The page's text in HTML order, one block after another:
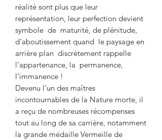
réalité sont plus que leur
représentation, leur perfection devient
symbole de maturité, de plénitude,
d’aboutissement quand le paysage en
arrière plan discrètement rappelle
l’appartenance, la permanence,
l’immanence !
Devenu l’un des maîtres
incontournables de la Nature morte, il
a reçu de nombreuses récompenses
tout au long de sa carrière, notamment
la grande médaille Vermeille de